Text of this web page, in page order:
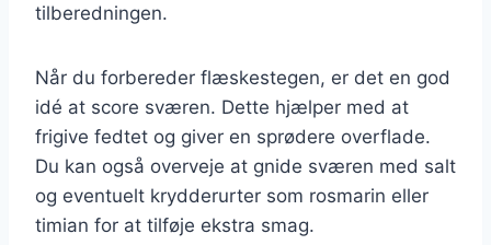
tilberedningen.
Når du forbereder flæskestegen, er det en god
idé at score sværen. Dette hjælper med at
frigive fedtet og giver en sprødere overflade.
Du kan også overveje at gnide sværen med salt
og eventuelt krydderurter som rosmarin eller
timian for at tilføje ekstra smag.